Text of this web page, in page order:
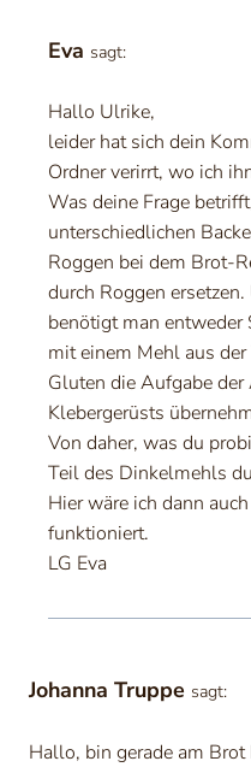
Eva sagt:
Hallo Ulrike,
leider hat sich dein
Ordner verirrt, wo ich
Was deine Frage
unterschiedlichen
Roggen bei dem Brot-
durch Roggen
benötigt man entweder
mit einem Mehl aus
Gluten die Aufgabe
Klebergerüsts
Von daher, was du
Teil des Dinkelmehls
Hier wäre ich dann
funktioniert.
LG Eva
Johanna Truppe sagt:
Hallo, bin gerade am